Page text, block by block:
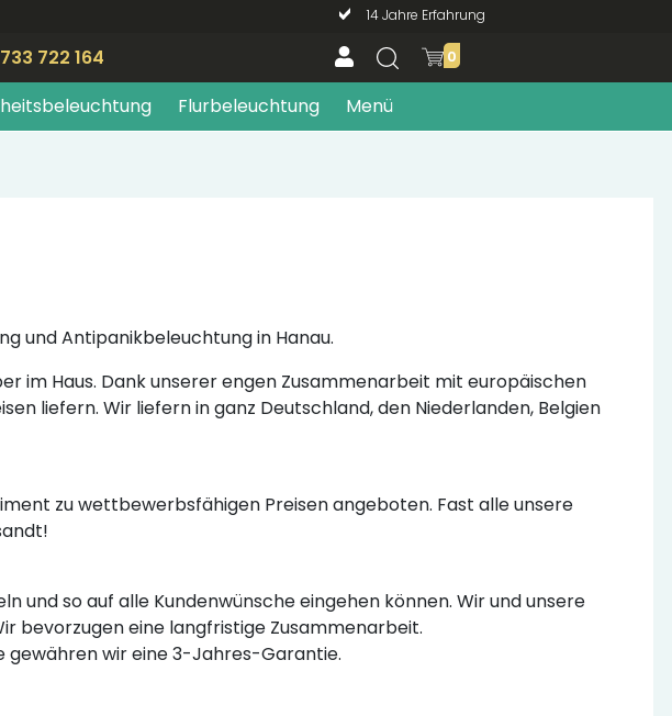
14 Jahre Erfahrung
722 164 0
Flurbeleuchtung Menü
und Antipanikbeleuchtung in Hanau.
im Haus. Dank unserer engen Zusammenarbeit mit europäischen
liefern. Wir liefern in ganz Deutschland, den Niederlanden, Belgien
zu wettbewerbsfähigen Preisen angeboten. Fast alle unsere
und so auf alle Kundenwünsche eingehen können. Wir und unsere
bevorzugen eine langfristige Zusammenarbeit.
gewähren wir eine 3-Jahres-Garantie.